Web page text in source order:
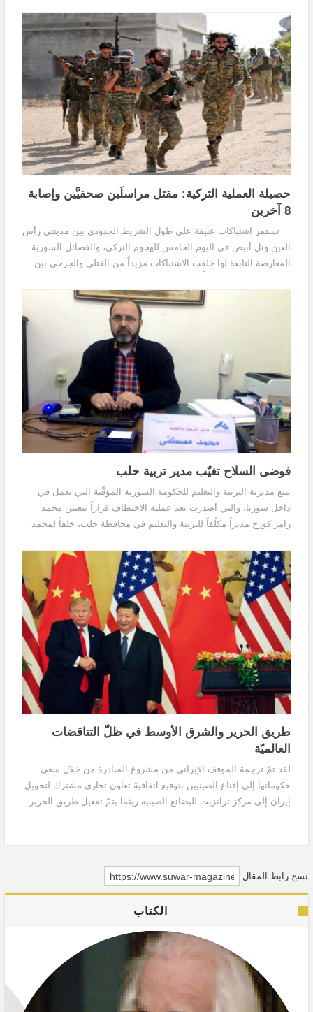
حصيلة العملية التركية: مقتل مراسلَين صحفيَّين وإصابة
8 آخرين
تستمر اشتباكات عنيفة على طول الشريط الحدودي بين مدينتي رأس
العين وتل أبيض في اليوم الخامس للهجوم التركي، والفصائل السورية
المعارضة التابعة لها خلفت الاشتباكات مزيداً من القتلى والجرحى بين
فوضى السلاح تغيّب مدير تربية حلب
تتبع مديرية التربية والتعليم للحكومة السورية المؤقّتة التي تعمل في
داخل سوريا، والتي أصدرت بعد عملية الاختطاف قراراً بتعيين محمد
رامز كورج مديراً مكلّفاً للتربية والتعليم في محافظة حلب، خلفاً لمحمد
ونشطاء قد نظّموا عدّة وقفات احتجاجية للضغط من أجل إطلاق سراح
مدير التربية، في مناطق متعدّدة من محافظة حلب
طريق الحرير والشرق الأوسط في ظلّ التناقضات
العالميّة
لقد تمّ ترجمة الموقف الإيراني من مشروع المبادرة من خلال سعي
حكوماتها إلى إقناع الصينيين بتوقيع اتفاقية تعاون تجاري مشترك لتحويل
إيران إلى مركز ترانزيت للبضائع الصينية ريثما يتمّ تفعيل طريق الحرير
جهودها لتحقيقها.
نسخ رابط المقال
الكتاب